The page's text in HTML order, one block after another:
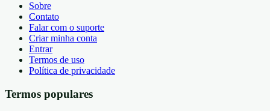
Sobre
Contato
Falar com o suporte
Criar minha conta
Entrar
Termos de uso
Política de privacidade
Termos populares